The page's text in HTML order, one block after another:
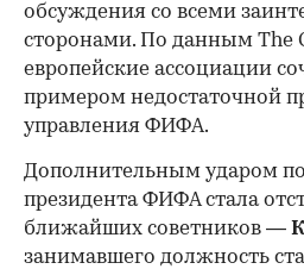
обсуждения со всеми
сторонами. По данным The
европейские ассоциации
примером недостаточной
управления ФИФА.
Дополнительным ударом
президента ФИФА стала
ближайших советников —
занимавшего должность